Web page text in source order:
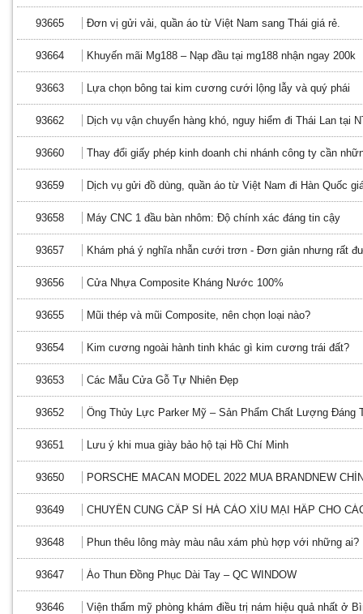
93665 Đơn vị gửi vải, quần áo từ Việt Nam sang Thái giá rẻ.
93664 Khuyến mãi Mg188 – Nạp đầu tại mg188 nhận ngay 200k
93663 Lựa chọn bông tai kim cương cưới lộng lẫy và quý phái
93662 Dịch vụ vận chuyển hàng khó, nguy hiểm đi Thái Lan tại
93660 Thay đổi giấy phép kinh doanh chi nhánh công ty cần
93659 Dịch vụ gửi đồ dùng, quần áo từ Việt Nam đi Hàn Quốc
93658 Máy CNC 1 đầu bàn nhôm: Độ chính xác đáng tin cậy
93657 Khám phá ý nghĩa nhẫn cưới trơn - Đơn giản nhưng rất
93656 Cửa Nhựa Composite Kháng Nước 100%
93655 Mũi thép và mũi Composite, nên chọn loại nào?
93654 Kim cương ngoài hành tinh khác gì kim cương trái đất?
93653 Các Mẫu Cửa Gỗ Tự Nhiên Đẹp
93652 Ống Thủy Lực Parker Mỹ – Sản Phẩm Chất Lượng Đáng
93651 Lưu ý khi mua giày bảo hộ tại Hồ Chí Minh
93650 PORSCHE MACAN MODEL 2022 MUA BRANDNEW
93649 CHUYÊN CUNG CẤP SỈ HÁ CẢO XÍU MẠI HẤP CHO
93648 Phun thêu lông mày màu nâu xám phù hợp với những ai?
93647 Áo Thun Đồng Phục Dài Tay – QC WINDOW
93646 Viện thẩm mỹ phòng khám điều trị nám hiệu quả nhất ở